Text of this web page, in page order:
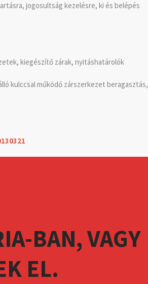
jogosultság kezelésre, ki és belépés
kiegészítő zárak, nyitáshatárolók
kulccsal működő zárszerkezet beragasztás,
BAN, VAGY
EL.